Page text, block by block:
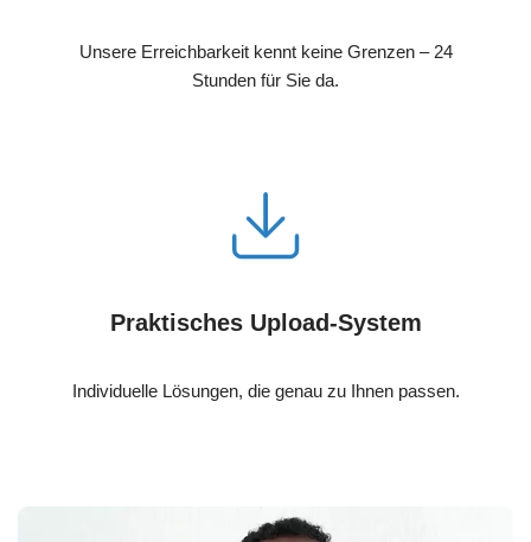
Unsere Erreichbarkeit kennt keine Grenzen – 24
Stunden für Sie da.
Praktisches Upload-System
Individuelle Lösungen, die genau zu Ihnen passen.